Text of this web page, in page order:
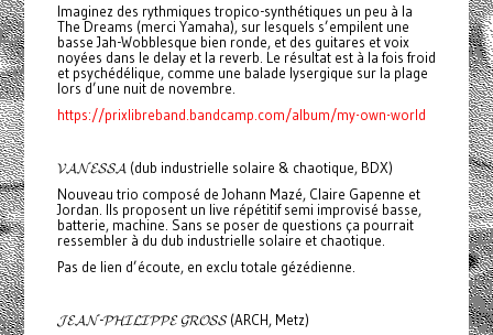
Imaginez des rythmiques tropico-synthétiques un peu à la
The Dreams (merci Yamaha), sur lesquels s’empilent une
basse Jah-Wobblesque bien ronde, et des guitares et voix
noyées dans le delay et la reverb. Le résultat est à la fois froid
et psychédélique, comme une balade lysergique sur la plage
lors d’une nuit de novembre.
https://prixlibreband.bandcamp.com/album/my-own-world
𝓥𝓐𝓝𝓔𝓢𝓢𝓐 (dub industrielle solaire & chaotique, BDX)
Nouveau trio composé de Johann Mazé, Claire Gapenne et
Jordan. Ils proposent un live répétitif semi improvisé basse,
batterie, machine. Sans se poser de questions ça pourrait
ressembler à du dub industrielle solaire et chaotique.
Pas de lien d’écoute, en exclu totale gézédienne.
𝓙𝓔𝓐𝓝-𝓟𝓗𝓘𝓛𝓘𝓟𝓟𝓔 𝓖𝓡𝓞𝓢𝓢 (ARCH, Metz)